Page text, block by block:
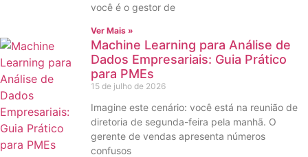
você é o gestor de
Ver Mais »
Machine Learning para Análise de
Dados Empresariais: Guia Prático
para PMEs
15 de julho de 2026
Imagine este cenário: você está na reunião de
diretoria de segunda-feira pela manhã. O
gerente de vendas apresenta números
confusos